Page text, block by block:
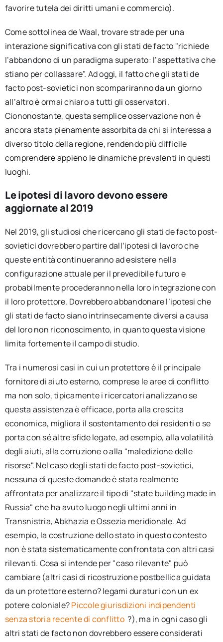
favorire tutela dei diritti umani e commercio).
Come sottolinea de Waal, trovare strade per una
interazione significativa con gli stati de facto "richiede
l’abbandono di un paradigma superato: l’aspettativa che
stiano per collassare". Ad oggi, il fatto che gli stati de
facto post-sovietici non scompariranno da un giorno
all’altro è ormai chiaro a tutti gli osservatori.
Ciononostante, questa semplice osservazione non è
ancora stata pienamente assorbita da chi si interessa a
diverso titolo della regione, rendendo più difficile
comprendere appieno le dinamiche prevalenti in questi
luoghi.
Le ipotesi di lavoro devono essere
aggiornate al 2019
Nel 2019, gli studiosi che ricercano gli stati de facto post-
sovietici dovrebbero partire dall’ipotesi di lavoro che
queste entità continueranno ad esistere nella
configurazione attuale per il prevedibile futuro e
probabilmente procederanno nella loro integrazione con
il loro protettore. Dovrebbero abbandonare l’ipotesi che
gli stati de facto siano intrinsecamente diversi a causa
del loro non riconoscimento, in quanto questa visione
limita fortemente il campo di studio.
Tra i numerosi casi in cui un protettore è il principale
fornitore di aiuto esterno, comprese le aree di conflitto
ma non solo, tipicamente i ricercatori analizzano se
questa assistenza è efficace, porta alla crescita
economica, migliora il sostentamento dei residenti o se
porta con sé altre sfide legate, ad esempio, alla volatilità
degli aiuti, alla corruzione o alla "maledizione delle
risorse". Nel caso degli stati de facto post-sovietici,
nessuna di queste domande è stata realmente
affrontata per analizzare il tipo di "state building made in
Russia" che ha avuto luogo negli ultimi anni in
Transnistria, Abkhazia e Ossezia meridionale. Ad
esempio, la costruzione dello stato in questo contesto
non è stata sistematicamente confrontata con altri casi
rilevanti. Cosa si intende per "caso rilevante" può
cambiare (altri casi di ricostruzione postbellica guidata
da un protettore esterno? legami duraturi con un ex
potere coloniale?Piccole giurisdizioni indipendenti
senza storia recente di conflitto ?), ma in ogni caso gli
altri stati de facto non dovrebbero essere considerati